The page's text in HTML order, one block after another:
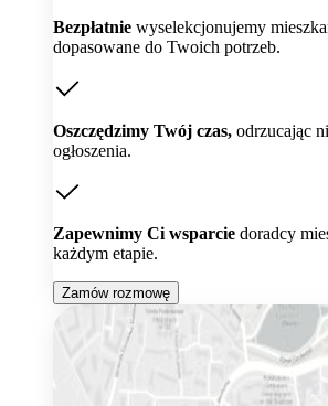
Bezpłatnie wyselekcjonujemy
dopasowane do Twoich potrzeb.
Oszczędzimy Twój czas, odrzucając
ogłoszenia.
Zapewnimy Ci wsparcie doradcy
każdym etapie.
Zamów rozmowę